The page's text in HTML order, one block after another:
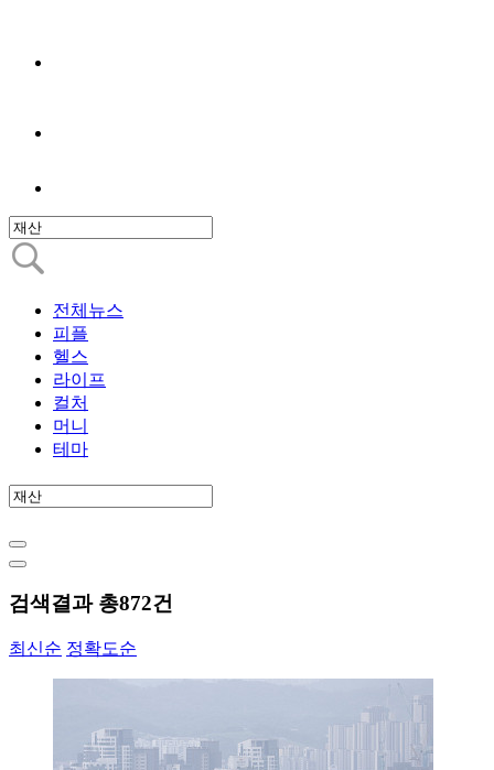
전체뉴스
피플
헬스
라이프
컬처
머니
테마
검색결과 총872건
최신순 정확도순